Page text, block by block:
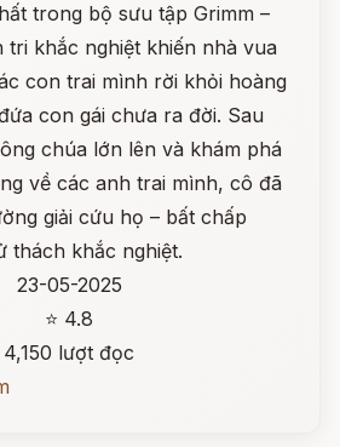
trong bộ sưu tập Grimm –
tri khắc nghiệt khiến nhà vua
con trai mình rời khỏi hoàng
con gái chưa ra đời. Sau
chúa lớn lên và khám phá
về các anh trai mình, cô đã
giải cứu họ – bất chấp
thách khắc nghiệt.
23-05-2025
⭐ 4.8
4,150 lượt đọc